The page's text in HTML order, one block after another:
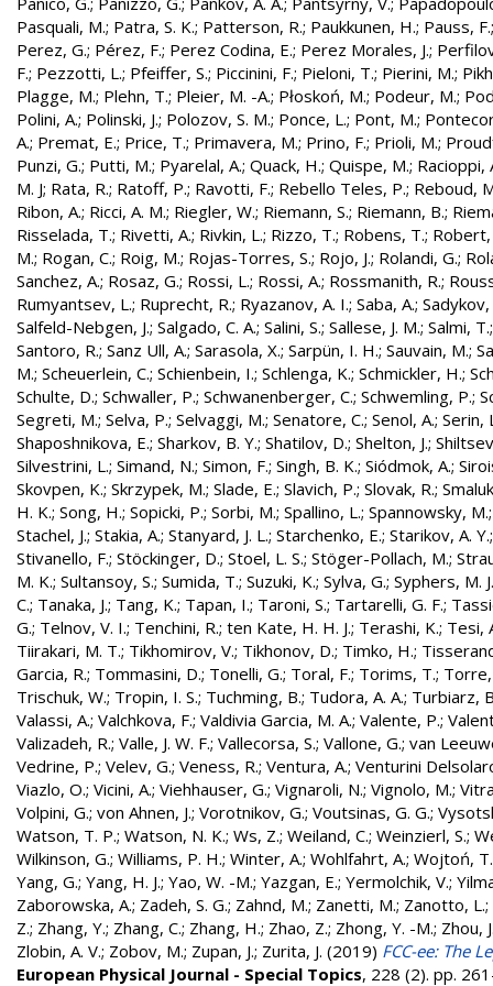
Pasquali, M.; Patra, S. K.; Patterson, R.; Paukkunen, H.; Pauss, F.
Perez, G.; Pérez, F.; Perez Codina, E.; Perez Morales, J.;
F.; Pezzotti, L.; Pfeiffer, S.; Piccinini, F.; Pieloni, T.; Pierini, M.;
Plagge, M.; Plehn, T.; Pleier, M. -A.; Płoskoń, M.; Podeur, M.;
Polini, A.; Polinski, J.; Polozov, S. M.; Ponce, L.; Pont, M.;
A.; Premat, E.; Price, T.; Primavera, M.; Prino, F.; Prioli, M.;
Punzi, G.; Putti, M.; Pyarelal, A.; Quack, H.; Quispe, M.; Racioppi,
M. J; Rata, R.; Ratoff, P.; Ravotti, F.; Rebello Teles, P.; Reboud,
Ribon, A.; Ricci, A. M.; Riegler, W.; Riemann, S.; Riemann, B.;
Risselada, T.; Rivetti, A.; Rivkin, L.; Rizzo, T.; Robens, T.; Robert,
M.; Rogan, C.; Roig, M.; Rojas-Torres, S.; Rojo, J.; Rolandi, G.;
Sanchez, A.; Rosaz, G.; Rossi, L.; Rossi, A.; Rossmanith, R.;
Rumyantsev, L.; Ruprecht, R.; Ryazanov, A. I.; Saba, A.; Sadykov,
Salfeld-Nebgen, J.; Salgado, C. A.; Salini, S.; Sallese, J. M.; Salmi, T.
Santoro, R.; Sanz Ull, A.; Sarasola, X.; Sarpün, I. H.; Sauvain, M.;
M.; Scheuerlein, C.; Schienbein, I.; Schlenga, K.; Schmickler, H.;
Schulte, D.; Schwaller, P.; Schwanenberger, C.; Schwemling, P.;
Segreti, M.; Selva, P.; Selvaggi, M.; Senatore, C.; Senol, A.; Serin,
Shaposhnikova, E.; Sharkov, B. Y.; Shatilov, D.; Shelton, J.;
Silvestrini, L.; Simand, N.; Simon, F.; Singh, B. K.; Siódmok, A.;
Skovpen, K.; Skrzypek, M.; Slade, E.; Slavich, P.; Slovak, R.;
H. K.; Song, H.; Sopicki, P.; Sorbi, M.; Spallino, L.; Spannowsky, M.
Stachel, J.; Stakia, A.; Stanyard, J. L.; Starchenko, E.; Starikov, A. Y.
Stivanello, F.; Stöckinger, D.; Stoel, L. S.; Stöger-Pollach, M.;
M. K.; Sultansoy, S.; Sumida, T.; Suzuki, K.; Sylva, G.; Syphers, M. J.
C.; Tanaka, J.; Tang, K.; Tapan, I.; Taroni, S.; Tartarelli, G. F.;
G.; Telnov, V. I.; Tenchini, R.; ten Kate, H. H. J.; Terashi, K.; Tesi,
Tiirakari, M. T.; Tikhomirov, V.; Tikhonov, D.; Timko, H.;
Garcia, R.; Tommasini, D.; Tonelli, G.; Toral, F.; Torims, T.;
Trischuk, W.; Tropin, I. S.; Tuchming, B.; Tudora, A. A.; Turbiarz,
Valassi, A.; Valchkova, F.; Valdivia Garcia, M. A.; Valente, P.;
Valizadeh, R.; Valle, J. W. F.; Vallecorsa, S.; Vallone, G.; van
Vedrine, P.; Velev, G.; Veness, R.; Ventura, A.; Venturini
Viazlo, O.; Vicini, A.; Viehhauser, G.; Vignaroli, N.; Vignolo, M.;
Volpini, G.; von Ahnen, J.; Vorotnikov, G.; Voutsinas, G. G.;
Watson, T. P.; Watson, N. K.; Ws, Z.; Weiland, C.; Weinzierl, S.;
Wilkinson, G.; Williams, P. H.; Winter, A.; Wohlfahrt, A.; Wojtoń, T.
Yang, G.; Yang, H. J.; Yao, W. -M.; Yazgan, E.; Yermolchik, V.;
Zaborowska, A.; Zadeh, S. G.; Zahnd, M.; Zanetti, M.; Zanotto, L.;
Z.; Zhang, Y.; Zhang, C.; Zhang, H.; Zhao, Z.; Zhong, Y. -M.; Zhou,
Zlobin, A. V.; Zobov, M.; Zupan, J.; Zurita, J. (2019) FCC-ee: The
European Physical Journal - Special Topics, 228 (2). pp.